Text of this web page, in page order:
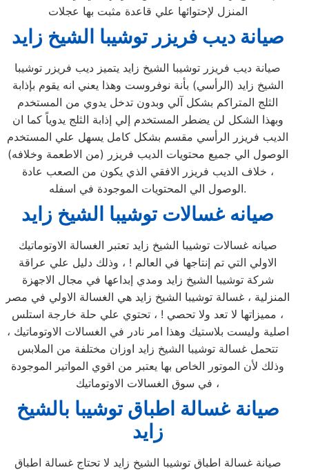
المنزل لإحتوائها علي قاعدة مثبت بها عجلات
صيانة ديب فريزر توشيبا الشيخ زايد
صيانة ديب فريزر توشيبا الشيخ زايد يتميز ديب فريزر توشيبا
الشيخ زايد (الرأسي) بأنة نوفروست وهذا يعني انه يقوم بإذابة
الثلج المتراكم بشكل آلي وبدون تدخل يدوي من المستخدم
وبهذا الشكل لن يضطر المستخدم إلي إذابة الثلج يدوياً كما ان
الديب فريزر الرأسي مقسم بشكل كامل يسهل علي المستخدم
الوصول الي جميع محتويات الديب فريزر (من الاطعمة وخلافه)
، خلاف الديب فريزر الافقي الذي يكون من الصعب عادة
الوصول الي المحتويات الموجودة في اسفله.
صيانه غسالات توشيبا الشيخ زايد
صيانه غسالات توشيبا الشيخ زايد تعتبر الغسالة الاوتوماتيك
الاولي التي تم إنتاجها في العالم ! ، وذلك دليل علي عراقة
شركة توشيبا الشيخ زايد ومدي إبداعها في مجال الاجهزة
المنزلية ، غسالة توشيبا الشيخ زايد هي الغسالة الاولي في مصر
، مميزاتها لا تعد ولا تحصي ! ، تحتوي علي حلة خارجة استلس
اصلية وليست بلاستيك وهذا امر نادر في الغسالات الاوتوماتيك ،
تتحمل غسالة توشيبا الشيخ زايد اوزان مختلفة من الملابس
وذلك لأن الموتور الخاص بها يعتبر من اقوي المواتير الموجودة
في سوق الغسالات الاوتوماتيك ،
صيانة غسالة اطباق توشيبا بالشيخ
زايد
صيانة غسالة اطباق توشيبا الشيخ زايد لا تحتاج غسالة اطباق